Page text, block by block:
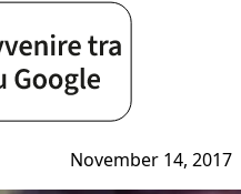
November 14, 2017